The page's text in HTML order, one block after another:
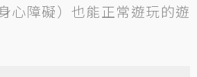
心障礙）也能正常遊玩的遊